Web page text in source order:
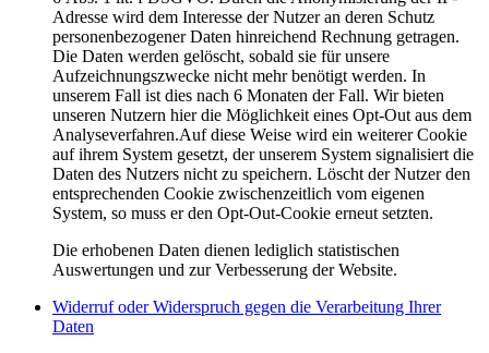
Adresse wird dem Interesse der Nutzer an deren Schutz
personenbezogener Daten hinreichend Rechnung getragen.
Die Daten werden gelöscht, sobald sie für unsere
Aufzeichnungszwecke nicht mehr benötigt werden. In
unserem Fall ist dies nach 6 Monaten der Fall. Wir bieten
unseren Nutzern hier die Möglichkeit eines Opt-Out aus dem
Analyseverfahren.Auf diese Weise wird ein weiterer Cookie
auf ihrem System gesetzt, der unserem System signalisiert die
Daten des Nutzers nicht zu speichern. Löscht der Nutzer den
entsprechenden Cookie zwischenzeitlich vom eigenen
System, so muss er den Opt-Out-Cookie erneut setzten.
Die erhobenen Daten dienen lediglich statistischen
Auswertungen und zur Verbesserung der Website.
Widerruf oder Widerspruch gegen die Verarbeitung Ihrer
Daten